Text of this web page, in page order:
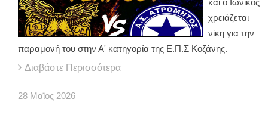
και ο Ιωνικός
χρειάζεται
νίκη για την
παραμονή του στην Α' κατηγορία της Ε.Π.Σ Κοζάνης.
Διαβάστε Περισσότερα
28 Μαϊος 2026